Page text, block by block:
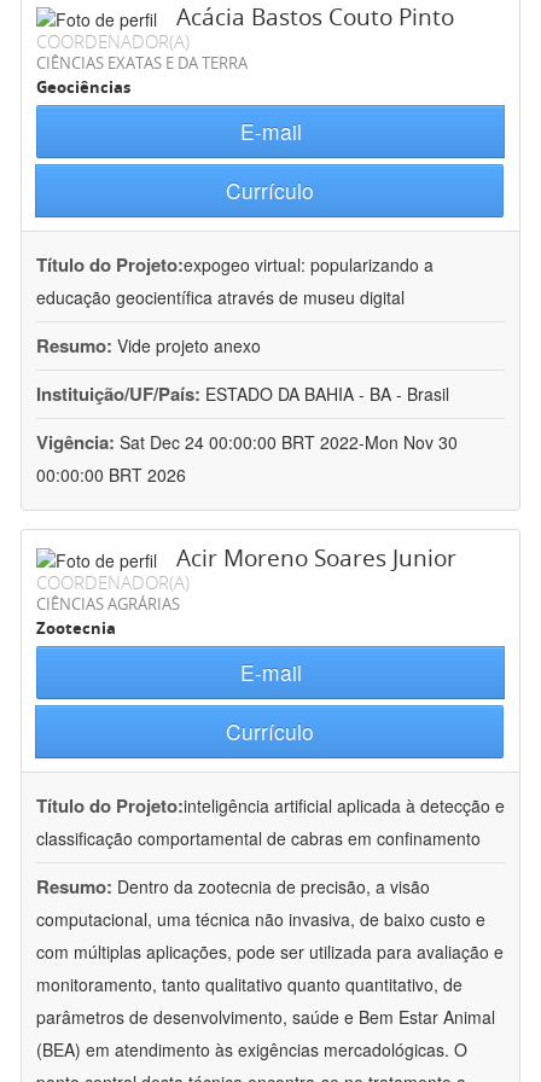
Acácia Bastos Couto Pinto
COORDENADOR(A)
CIÊNCIAS EXATAS E DA TERRA
Geociências
E-mail
Currículo
Título do Projeto:expogeo virtual: popularizando a
educação geocientífica através de museu digital
Resumo: Vide projeto anexo
Instituição/UF/País: ESTADO DA BAHIA - BA - Brasil
Vigência: Sat Dec 24 00:00:00 BRT 2022-Mon Nov 30
00:00:00 BRT 2026
Acir Moreno Soares Junior
COORDENADOR(A)
CIÊNCIAS AGRÁRIAS
Zootecnia
E-mail
Currículo
Título do Projeto:inteligência artificial aplicada à detecção e
classificação comportamental de cabras em confinamento
Resumo: Dentro da zootecnia de precisão, a visão
computacional, uma técnica não invasiva, de baixo custo e
com múltiplas aplicações, pode ser utilizada para avaliação e
monitoramento, tanto qualitativo quanto quantitativo, de
parâmetros de desenvolvimento, saúde e Bem Estar Animal
(BEA) em atendimento às exigências mercadológicas. O